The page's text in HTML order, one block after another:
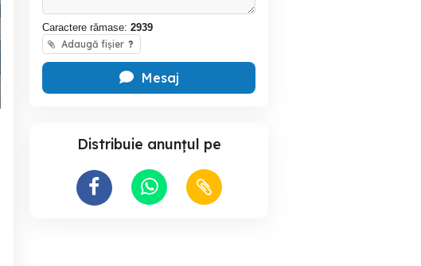
Caractere rămase: 2939
Adaugă fișier ?
Mesaj
Distribuie anunțul pe